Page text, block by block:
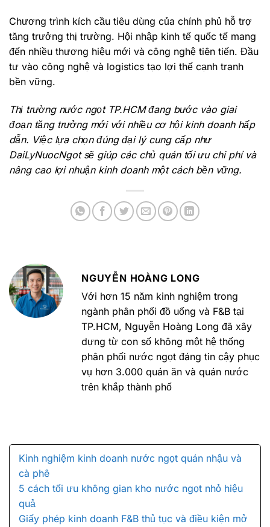
Chương trình kích cầu tiêu dùng của chính phủ hỗ trợ
tăng trưởng thị trường. Hội nhập kinh tế quốc tế mang
đến nhiều thương hiệu mới và công nghệ tiên tiến. Đầu
tư vào công nghệ và logistics tạo lợi thế cạnh tranh
bền vững.
Thị trường nước ngọt TP.HCM đang bước vào giai
đoạn tăng trưởng mới với nhiều cơ hội kinh doanh hấp
dẫn. Việc lựa chọn đúng đại lý cung cấp như
DaiLyNuocNgot sẽ giúp các chủ quán tối ưu chi phí và
nâng cao lợi nhuận kinh doanh một cách bền vững.
NGUYỄN HOÀNG LONG
Với hơn 15 năm kinh nghiệm trong
ngành phân phối đồ uống và F&B tại
TP.HCM, Nguyễn Hoàng Long đã xây
dựng từ con số không một hệ thống
phân phối nước ngọt đáng tin cậy phục
vụ hơn 3.000 quán ăn và quán nước
trên khắp thành phố
Kinh nghiệm kinh doanh nước ngọt quán nhậu và
cà phê
5 cách tối ưu không gian kho nước ngọt nhỏ hiệu
quả
Giấy phép kinh doanh F&B thủ tục và điều kiện mở